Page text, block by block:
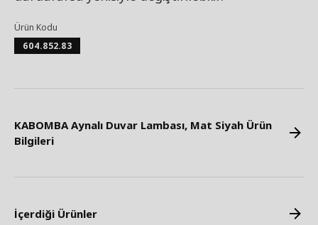
Ürün Kodu
604.852.83
KABOMBA Aynalı Duvar Lambası, Mat Siyah Ürün
Bilgileri
İçerdiği Ürünler